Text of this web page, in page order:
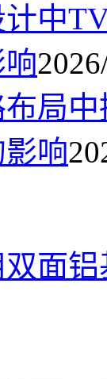
中
局
响
面铝